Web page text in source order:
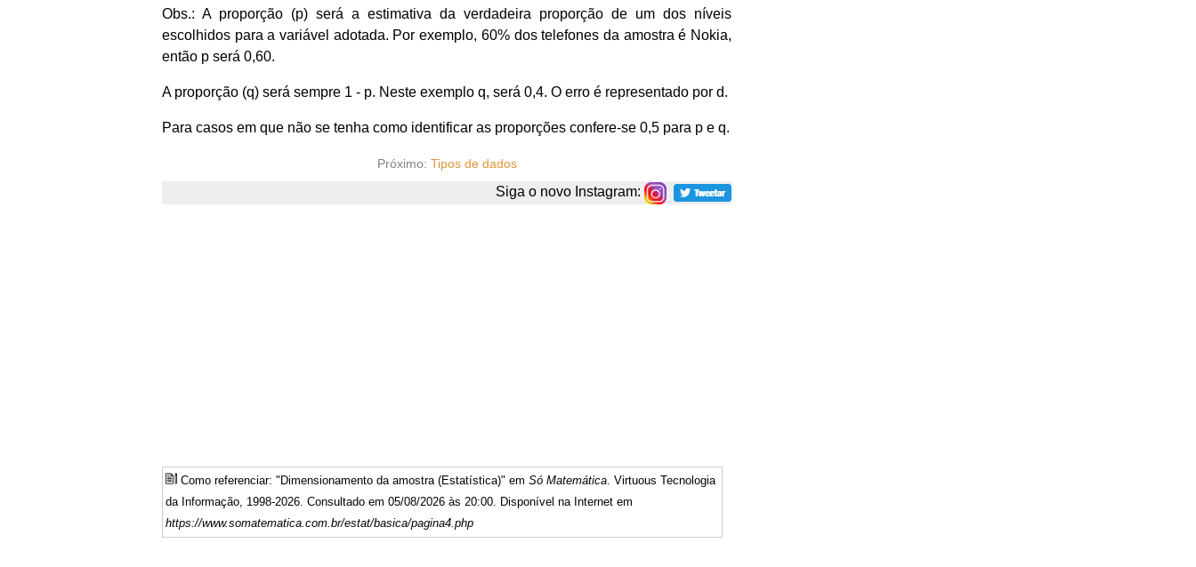
Obs.: A proporção (p) será a estimativa da verdadeira proporção de um dos níveis
escolhidos para a variável adotada. Por exemplo, 60% dos telefones da amostra é Nokia,
então p será 0,60.
A proporção (q) será sempre 1 - p. Neste exemplo q, será 0,4. O erro é representado por d.
Para casos em que não se tenha como identificar as proporções confere-se 0,5 para p e q.
Próximo: Tipos de dados
Siga o novo Instagram:
Como referenciar: "Dimensionamento da amostra (Estatística)" em Só Matemática . Virtuous Tecnologia
da Informação, 1998-2026. Consultado em 05/08/2026 às 20:00. Disponível na Internet em
https://www.somatematica.com.br/estat/basica/pagina4.php